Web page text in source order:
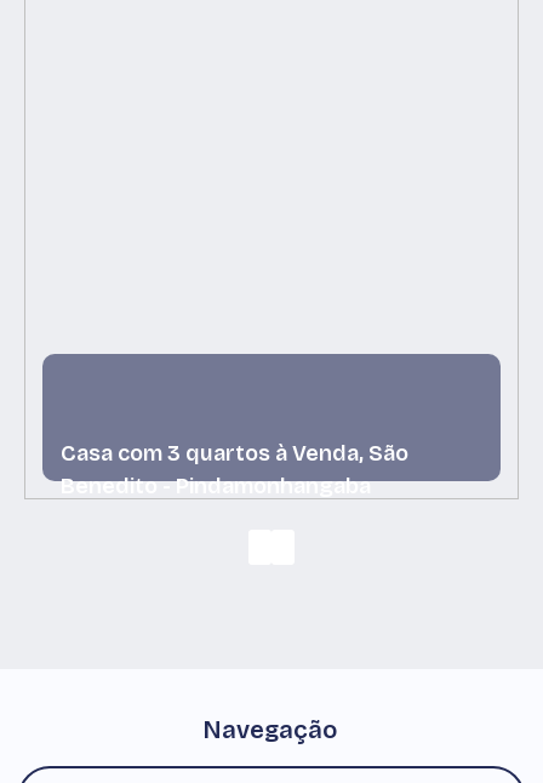
Casa com 3 quartos à Venda, São
Benedito - Pindamonhangaba
Navegação